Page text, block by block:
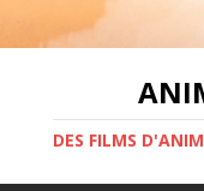
DES FILMS